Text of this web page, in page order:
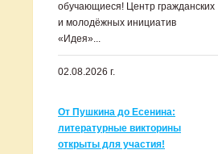
обучающиеся! Центр гражданских
и молодёжных инициатив
«Идея»...
02.08.2026 г.
От Пушкина до Есенина:
литературные викторины
открыты для участия!